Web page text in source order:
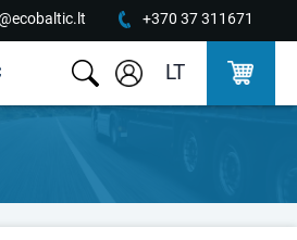
+370 37 311671
LT